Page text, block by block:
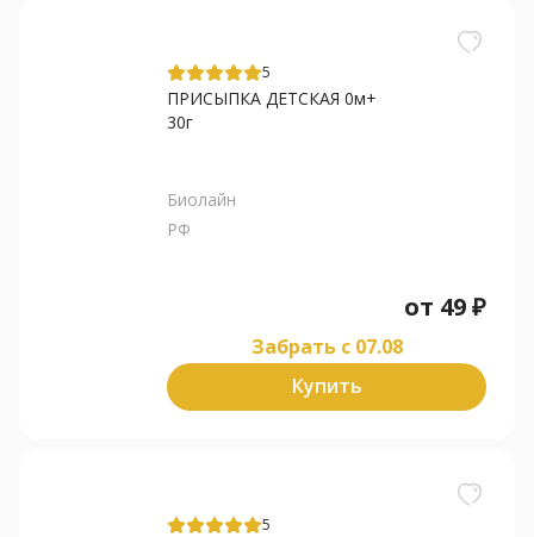
5
ПРИСЫПКА ДЕТСКАЯ 0м+
30г
Биолайн
РФ
от 49₽
Забрать c 07.08
Купить
5